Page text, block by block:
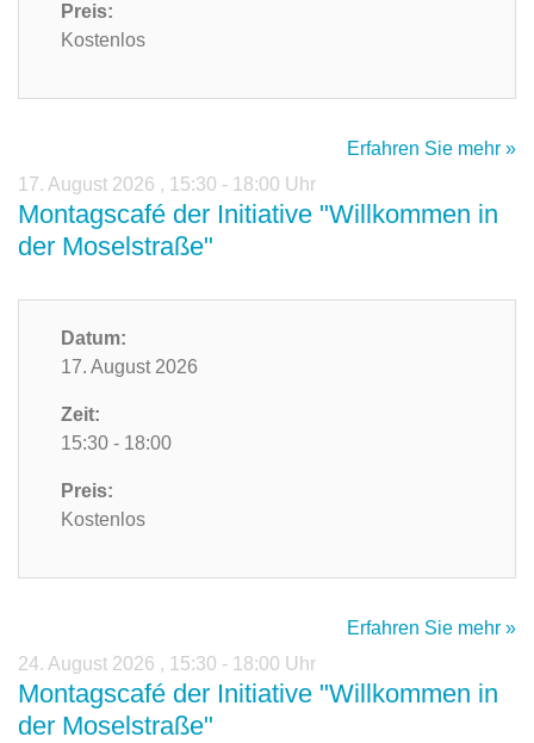
Preis:
Kostenlos
Erfahren Sie mehr »
17. August 2026 , 15:30 - 18:00 Uhr
Montagscafé der Initiative "Willkommen in
der Moselstraße"
Datum:
17. August 2026
Zeit:
15:30 - 18:00
Preis:
Kostenlos
Erfahren Sie mehr »
24. August 2026 , 15:30 - 18:00 Uhr
Montagscafé der Initiative "Willkommen in
der Moselstraße"